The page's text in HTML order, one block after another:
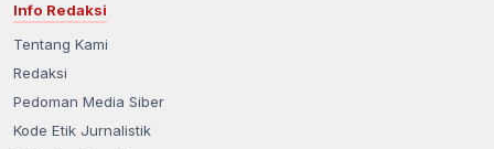
Info Redaksi
Tentang Kami
Redaksi
Pedoman Media Siber
Kode Etik Jurnalistik